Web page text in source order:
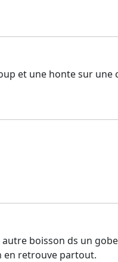
et une honte sur
boisson ds un
en retrouve partout.